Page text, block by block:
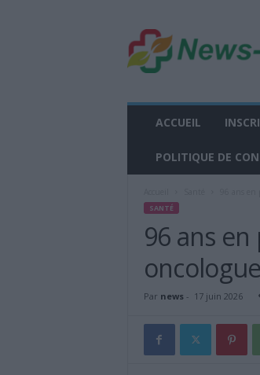
w
s
ACCUEIL
POLITIQUE DE
SANTÉ
96 ans en
Par news- 17 juin 2026